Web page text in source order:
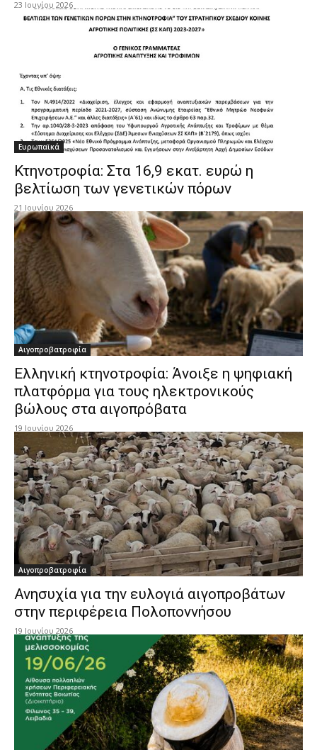
23 Ιουνίου 2026
Ευρωπαϊκά
Κτηνοτροφία: Στα 16,9 εκατ. ευρώ η
βελτίωση των γενετικών πόρων
21 Ιουνίου 2026
Αιγοπροβατροφία
Ελληνική κτηνοτροφία: Άνοιξε η ψηφιακή
πλατφόρμα για τους ηλεκτρονικούς
βώλους στα αιγοπρόβατα
19 Ιουνίου 2026
Αιγοπροβατροφία
Ανησυχία για την ευλογιά αιγοπροβάτων
στην περιφέρεια Πολοποννήσου
19 Ιουνίου 2026